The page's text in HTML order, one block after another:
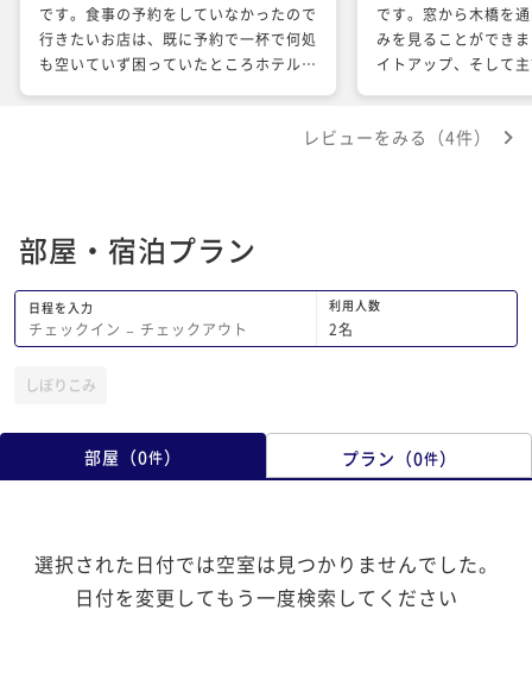
です。食事の予約をしていなかったので
行きたいお店は、既に予約で一杯で何処
も空いていず困っていたところホテルの
きました。ご金沢に旅行した際はまた、
です。窓から木橋を
みを見ることができ
イトアップ、そして
リノベなので階段が
レビューをみる（4件）
部屋・宿泊プラン
日程を入力
チェックイン − チェックアウト
利用人数
2名
しぼりこみ
部屋 （0件） プラン （0件）
選択された日付では空室は見つかりませんでした。
日付を変更してもう一度検索してください